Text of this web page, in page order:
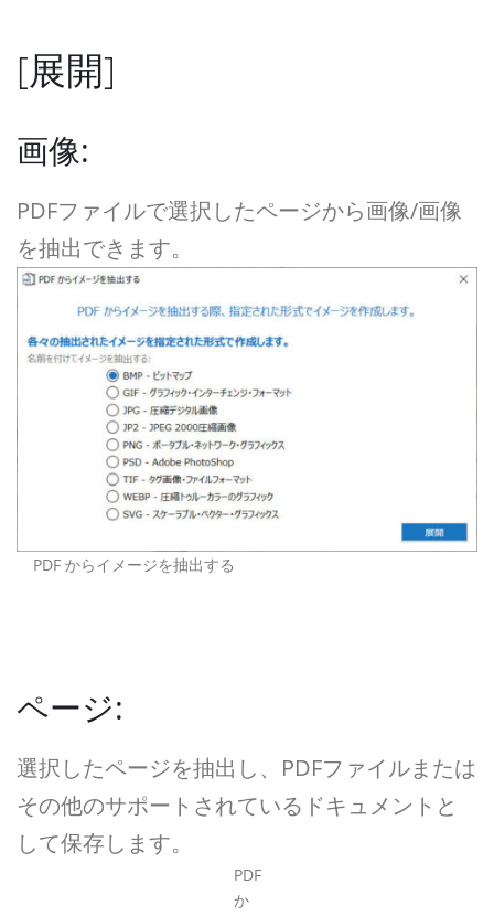
[展開]
画像:
PDFファイルで選択したページから画像/画像
を抽出できます。
PDF からイメージを抽出する
ページ:
選択したページを抽出し、PDFファイルまたは
その他のサポートされているドキュメントと
して保存します。
PDF
か